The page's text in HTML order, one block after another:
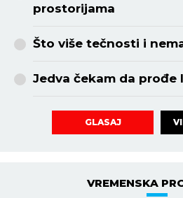
prostorijama
Što više tečnosti i
Jedva čekam da prođe
GLASAJ
VREMENSKA